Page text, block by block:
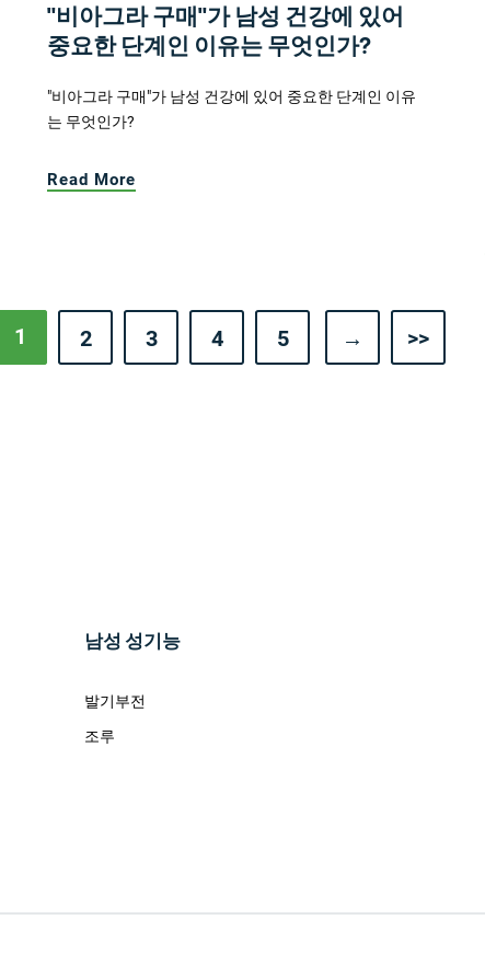
"비아그라 구매"가 남성 건강에 있어
중요한 단계인 이유는 무엇인가?
"비아그라 구매"가 남성 건강에 있어 중요한 단계인 이유
는 무엇인가?
Read More
1 2 3 4 5 → >>
남성 성기능
발기부전
조루